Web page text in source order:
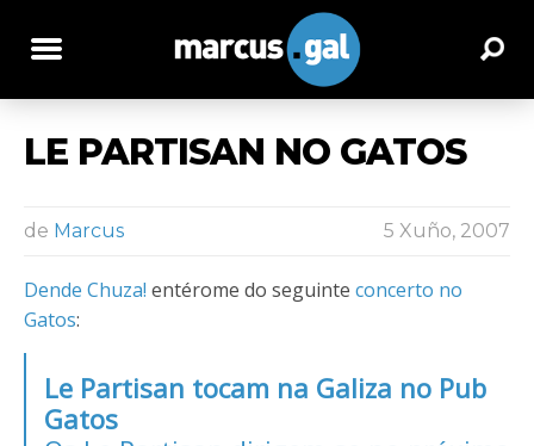
LE PARTISAN NO GATOS
de Marcus 5 Xuño, 2007
Dende Chuza! entérome do seguinte concerto no
Gatos:
Le Partisan tocam na Galiza no Pub
Gatos